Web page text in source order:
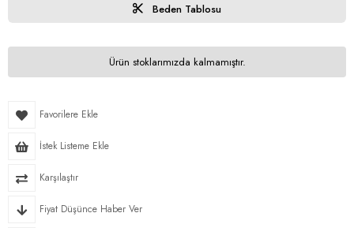
Beden Tablosu
Ürün stoklarımızda kalmamıştır.
Favorilere Ekle
İstek Listeme Ekle
Karşılaştır
Fiyat Düşünce Haber Ver